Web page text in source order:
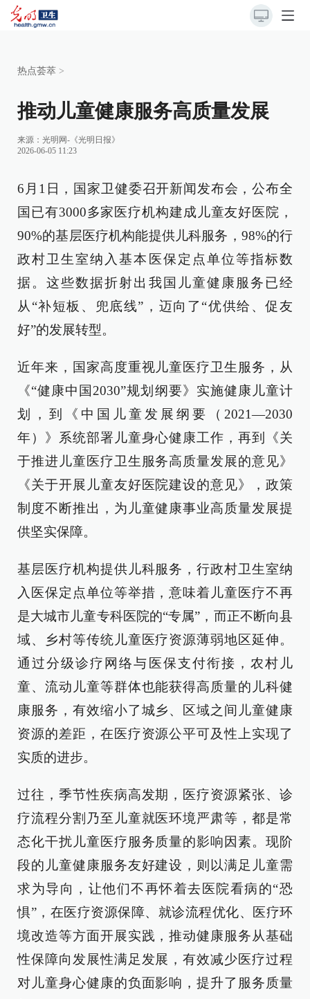
热点荟萃 >
推动儿童健康服务高质量发展
来源： 光明网-《光明日报》
2026-06-05 11:23
6月1日，国家卫健委召开新闻发布会，公布全
国已有3000多家医疗机构建成儿童友好医院，
90%的基层医疗机构能提供儿科服务，98%的行
政村卫生室纳入基本医保定点单位等指标数
据。这些数据折射出我国儿童健康服务已经
从“补短板、兜底线”，迈向了“优供给、促友
好”的发展转型。
近年来，国家高度重视儿童医疗卫生服务，从
《“健康中国2030”规划纲要》实施健康儿童计
划，到《中国儿童发展纲要（2021—2030
年）》系统部署儿童身心健康工作，再到《关
于推进儿童医疗卫生服务高质量发展的意见》
《关于开展儿童友好医院建设的意见》，政策
制度不断推出，为儿童健康事业高质量发展提
供坚实保障。
基层医疗机构提供儿科服务，行政村卫生室纳
入医保定点单位等举措，意味着儿童医疗不再
是大城市儿童专科医院的“专属”，而正不断向县
域、乡村等传统儿童医疗资源薄弱地区延伸。
通过分级诊疗网络与医保支付衔接，农村儿
童、流动儿童等群体也能获得高质量的儿科健
康服务，有效缩小了城乡、区域之间儿童健康
资源的差距，在医疗资源公平可及性上实现了
实质的进步。
过往，季节性疾病高发期，医疗资源紧张、诊
疗流程分割乃至儿童就医环境严肃等，都是常
态化干扰儿童医疗服务质量的影响因素。现阶
段的儿童健康服务友好建设，则以满足儿童需
求为导向，让他们不再怀着去医院看病的“恐
惧”，在医疗资源保障、就诊流程优化、医疗环
境改造等方面开展实践，推动健康服务从基础
性保障向发展性满足发展，有效减少医疗过程
对儿童身心健康的负面影响，提升了服务质量